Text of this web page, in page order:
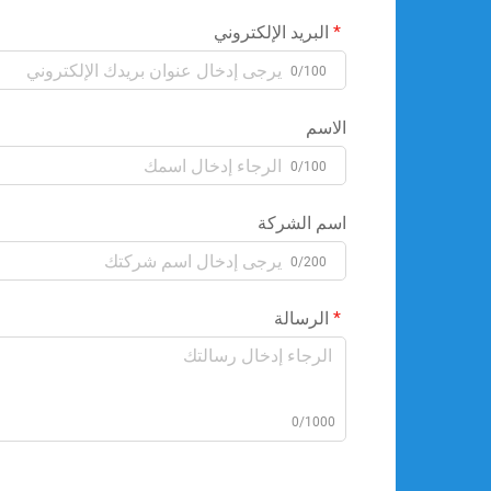
البريد الإلكتروني
0/100
الاسم
0/100
اسم الشركة
0/200
الرسالة
0/1000